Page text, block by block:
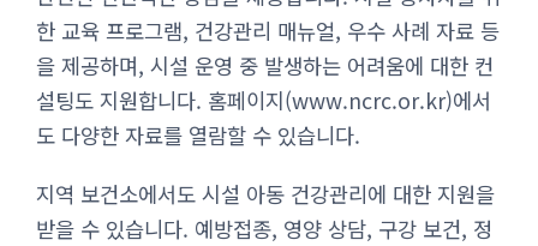
한 교육 프로그램, 건강관리 매뉴얼, 우수 사례 자료 등
을 제공하며, 시설 운영 중 발생하는 어려움에 대한 컨
설팅도 지원합니다. 홈페이지(www.ncrc.or.kr)에서
도 다양한 자료를 열람할 수 있습니다.
지역 보건소에서도 시설 아동 건강관리에 대한 지원을
받을 수 있습니다. 예방접종, 영양 상담, 구강 보건, 정